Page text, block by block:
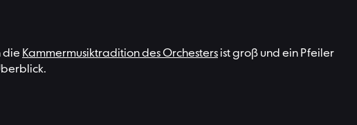
die Kammermusiktradition des Orchesters ist groß und ein Pfeiler